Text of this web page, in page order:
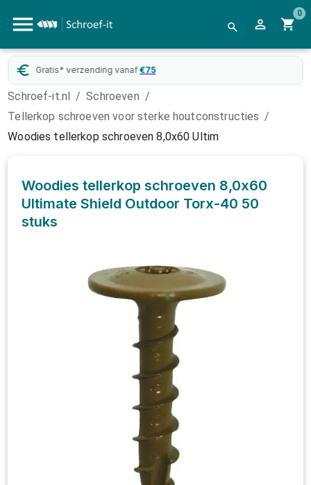
0
Gratis* verzending vanaf €75
Schroef-it.nl / Schroeven /
Tellerkop schroeven voor sterke houtconstructies /
Woodies tellerkop schroeven 8,0x60 Ultim
Woodies tellerkop schroeven 8,0x60
Ultimate Shield Outdoor Torx-40 50
stuks